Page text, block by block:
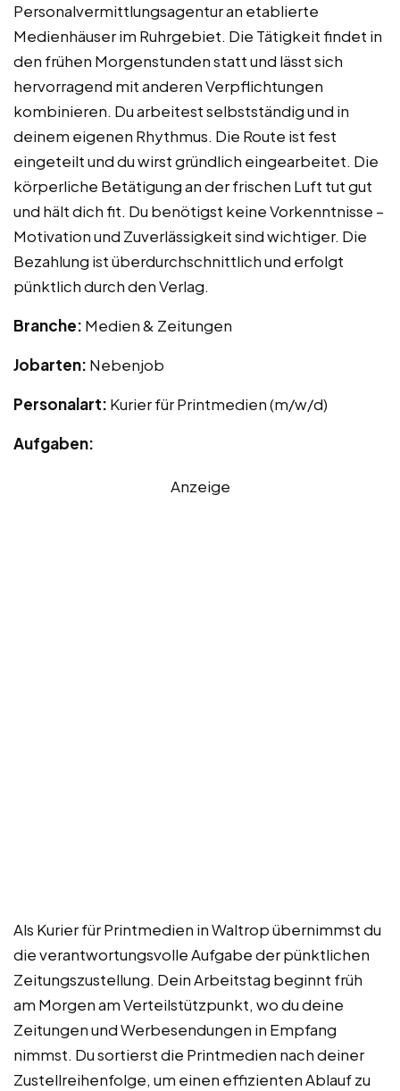
Personalvermittlungsagentur an etablierte
Medienhäuser im Ruhrgebiet. Die Tätigkeit findet in
den frühen Morgenstunden statt und lässt sich
hervorragend mit anderen Verpflichtungen
kombinieren. Du arbeitest selbstständig und in
deinem eigenen Rhythmus. Die Route ist fest
eingeteilt und du wirst gründlich eingearbeitet. Die
körperliche Betätigung an der frischen Luft tut gut
und hält dich fit. Du benötigst keine Vorkenntnisse –
Motivation und Zuverlässigkeit sind wichtiger. Die
Bezahlung ist überdurchschnittlich und erfolgt
pünktlich durch den Verlag.
Branche: Medien & Zeitungen
Jobarten: Nebenjob
Personalart: Kurier für Printmedien (m/w/d)
Aufgaben:
Anzeige
Als Kurier für Printmedien in Waltrop übernimmst du
die verantwortungsvolle Aufgabe der pünktlichen
Zeitungszustellung. Dein Arbeitstag beginnt früh
am Morgen am Verteilstützpunkt, wo du deine
Zeitungen und Werbesendungen in Empfang
nimmst. Du sortierst die Printmedien nach deiner
Zustellreihenfolge, um einen effizienten Ablauf zu